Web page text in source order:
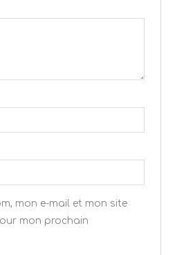
mon e-mail et mon site
mon prochain